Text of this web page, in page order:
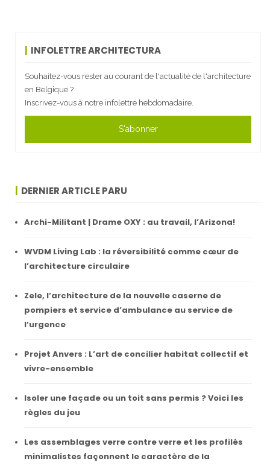
INFOLETTRE ARCHITECTURA
Souhaitez-vous rester au courant de l'actualité de l'architecture
en Belgique ?
Inscrivez-vous à notre infolettre hebdomadaire.
S'abonner
DERNIER ARTICLE PARU
Archi-Militant | Drame OXY : au travail, l’Arizona!
WVDM Living Lab : la réversibilité comme cœur de
l’architecture circulaire
Zele, l’architecture de la nouvelle caserne de
pompiers et service d’ambulance au service de
l’urgence
Projet Anvers : L’art de concilier habitat collectif et
vivre-ensemble
Isoler une façade ou un toit sans permis ? Voici les
règles du jeu
Les assemblages verre contre verre et les profilés
minimalistes façonnent le caractère de la